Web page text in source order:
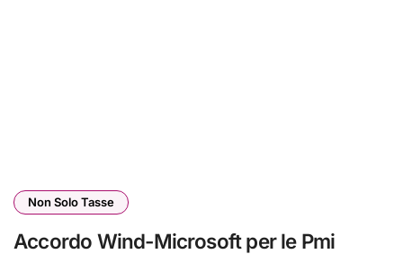
Non Solo Tasse
Accordo Wind-Microsoft per le Pmi